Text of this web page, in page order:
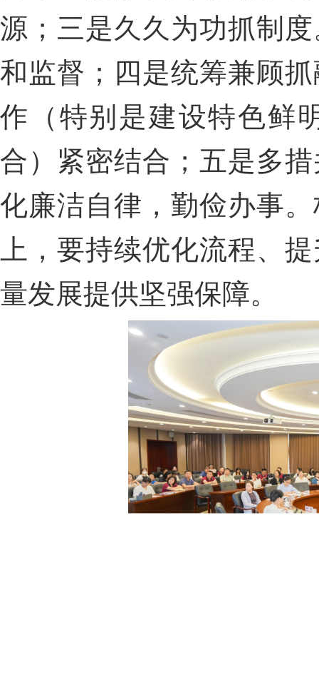
源；三是久久为功抓制
和监督；四是统筹兼顾
作（特别是建设特色鲜
合）紧密结合；五是多
化廉洁自律，勤俭办事
上，要持续优化流程、
量发展提供坚强保障。